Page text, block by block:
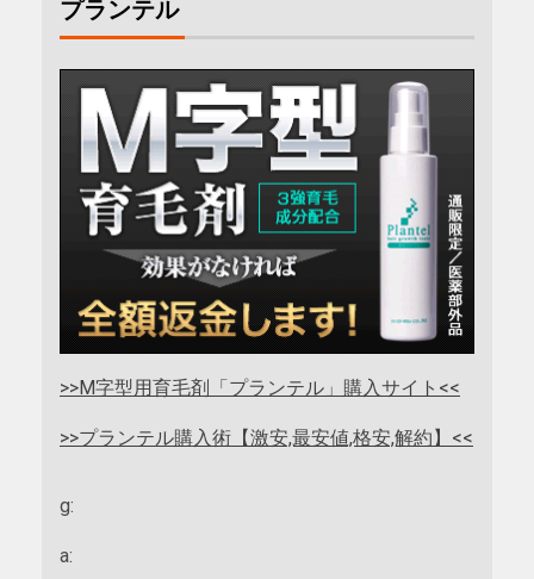
プランテル
>>M字型用育毛剤「プランテル」購入サイト<<
>>プランテル購入術【激安,最安値,格安,解約】<<
g:
a: